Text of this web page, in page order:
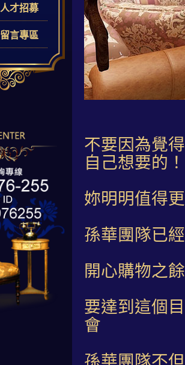
人才招募
留言專區
不要因為覺
自己想要的！
妳明明值得
孫華團隊已
開心購物之
要達到這個
會
孫華團隊不